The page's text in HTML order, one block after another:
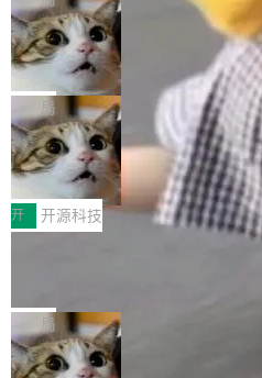
现实 过去两年，CIO们的焦虑清单
一是如何让大模型和智能体应用安
向生产，二是如何让测试团队跟得
设置，如果用布尔值 + 可空字段
ean 表示是否可切换，nullable 的
色方案、深色方案——会产生大量
合。方案缺了、配置冲突了、全
哪些组合有效，作者说，你得靠"文
者部落知识"。 换个写法。Rust 的
变体：Switchable...
个"AI 知识库 + 聊天机器人"——每
做，没什么新鲜的。 但 Kenton
r 上把事情说清楚了： 今天我们发
re OS，一个带连接器的聊天机器
有科技公司做的一样。只不过，实
样。这是 Sandstorm.io 的重制版
那个创业公司。不同的是，这次它
lare Workers 上——我花了九年时
——并且深度集成了 AI。这基本上
Deno 团队开源 Celld，可自托
布式 Durable Objects
Ryan Dahl 领导的 Deno 团队推出
目 Celld，一个能在自己机器上运
Workers 和 Durable Objects 的守
计思路很直接：每个对象是一个独
数据库，按名称寻址，复制到你自
存储库里。节点之间只通过这个存
没有控制平面，没有共识协议。每
个小型数据库，应用天然按分片构
库的竞争和爆炸半径问题在设计层
了。 闲置的 cell 会休眠到几乎不
l 迁移或唤醒时，新宿主从 S3 恢
库继续执行。存储库是持久化的唯
局
鲁大师7月新机性能/流畅/AI榜
性能、流畅双第一，三星Galaxy
新折叠缺席
2026年7月的手机市场，由于存储
增，手机厂商的日子也不好过啊，
放缓，因此硝烟味淡了许多。新机
高价的三星折叠（三星Galaxy Z
Fold8 / Z Flip8）外，其余要么是
例如iQOO Z11i、REDMI Note 17
te 17 Pro、OPPO K15，要么是
样的次旗舰。 Galaxy Z Fold8
开 开源科技
Zed 编辑器团队发布了新项目
个在 git commit 之间记录每一次
本控制系统。目前处于 Early
ltaDB 的核心思路直接写在 landing
局
SpaceXAI 单季资本开支达 183